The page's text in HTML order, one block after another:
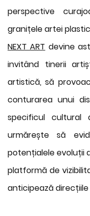
perspective
granițele artei
NEXT ART devine
invitând tinerii
artistică, să
conturarea unui
specificul cultural
urmărește să
potențialele evoluții
platformă de
anticipează